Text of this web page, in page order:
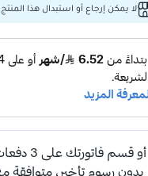
لا يمكن إرجاع أو استبدال هذا المنتج.